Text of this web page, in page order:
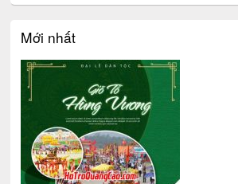
Mới nhất